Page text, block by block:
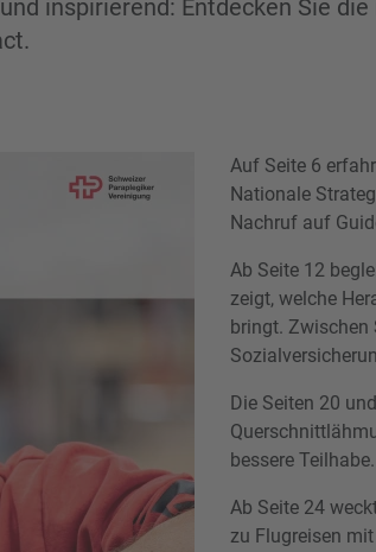
inspirierend: Entdecken Sie
Auf Seite 6
Nationale
Nachruf auf
Ab Seite 12
zeigt, welche
bringt. Zwischen
Die Seiten 20
bessere Teilhabe.
Ab Seite 24
zu Flugreisen